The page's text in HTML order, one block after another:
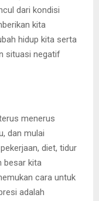
dari kondisi
kita
hidup kita serta
situasi negatif
menerus
dan mulai
diet, tidur
besar kita
cara untuk
adalah